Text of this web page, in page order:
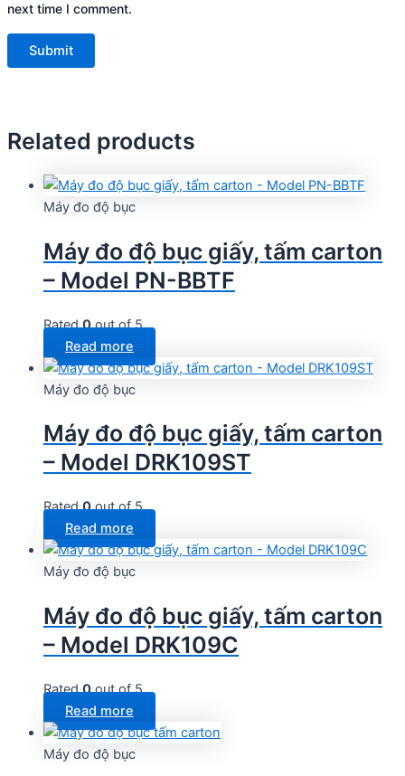
next time I comment.
Related products
Máy đo độ bục
Máy đo độ bục giấy, tấm carton
– Model PN-BBTF
Rated0out of 5
Read more
Máy đo độ bục
Máy đo độ bục giấy, tấm carton
– Model DRK109ST
Rated0out of 5
Read more
Máy đo độ bục
Máy đo độ bục giấy, tấm carton
– Model DRK109C
Rated0out of 5
Read more
Máy đo độ bục